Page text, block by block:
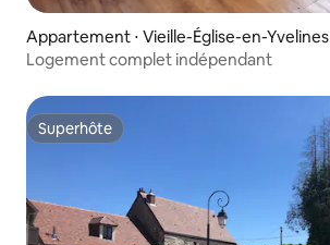
Appartement ⋅ Vieille-Église-en-Yvelines
Logement complet indépendant
Superhôte
Superhôte